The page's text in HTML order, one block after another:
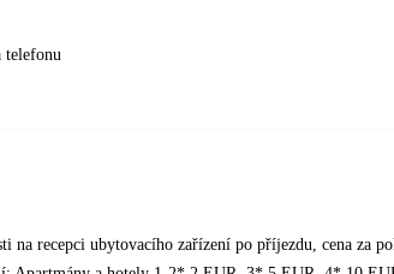
telefonu
na recepci ubytovacího zařízení po příjezdu, cena za